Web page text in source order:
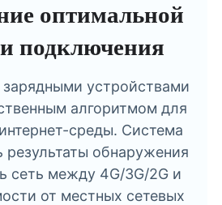
оптимальной
подключения
устройствами
алгоритмом для
среды. Система
результаты обнаружения
сеть между 4G/3G/2G и
от местных сетевых